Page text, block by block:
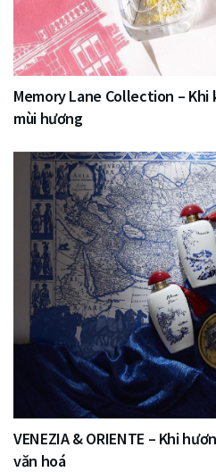
Memory Lane Collection –
mùi hương
VENEZIA & ORIENTE – Khi
văn hoá